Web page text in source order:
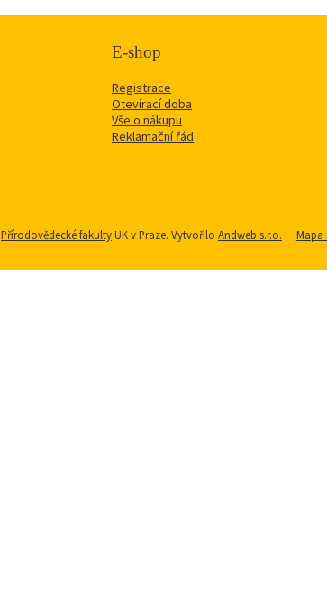
E-shop
Registrace
Otevírací doba
Vše o nákupu
Reklamační řád
Přírodovědecké fakultyUK v Praze. Vytvořilo Andweb s.r.o. Mapa